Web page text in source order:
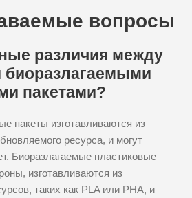
вопросы
различия между
пакетами?
пакеты изготавливаются из
ресурса, и могут
Биоразлагаемые пластиковые
изготавливаются из
таких как PLA или PHA, и